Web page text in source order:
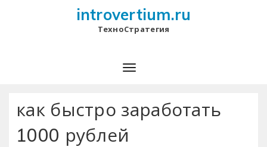
introvertium.ru
ТехноСтратегия
как быстро заработать
1000 рублей